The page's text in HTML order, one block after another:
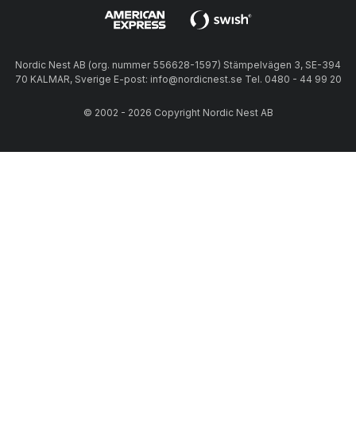
Nordic Nest AB (org. nummer 556628-1597) Stämpelvägen 3, SE-394
70 KALMAR, Sverige E-post: info@nordicnest.se Tel. 0480 - 44 99 20
© 2002 - 2026 Copyright Nordic Nest AB